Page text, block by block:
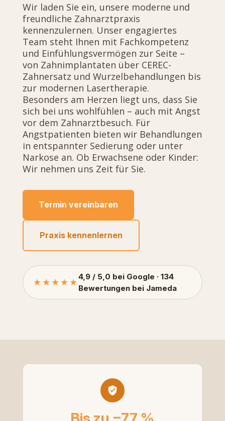
Wir laden Sie ein, unsere moderne und
freundliche Zahnarztpraxis
kennenzulernen. Unser engagiertes
Team steht Ihnen mit Fachkompetenz
und Einfühlungsvermögen zur Seite –
von Zahnimplantaten über CEREC-
Zahnersatz und Wurzelbehandlungen bis
zur modernen Lasertherapie.
Besonders am Herzen liegt uns, dass Sie
sich bei uns wohlfühlen – auch mit Angst
vor dem Zahnarztbesuch. Für
Angstpatienten bieten wir Behandlungen
in entspannter Sedierung oder unter
Narkose an. Ob Erwachsene oder Kinder:
Wir nehmen uns Zeit für Sie.
Termin vereinbaren
Praxis kennenlernen
★★★★★4,9 / 5,0 bei Google · 134
Bewertungen bei Jameda